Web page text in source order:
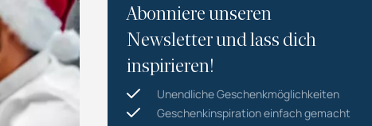
Abonniere unseren
Newsletter und lass dich
inspirieren!
Unendliche Geschenkmöglichkeiten
Geschenkinspiration einfach gemacht